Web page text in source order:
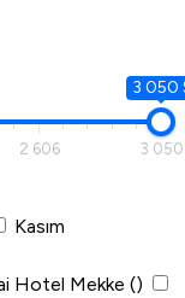
3 050
2 606 3 050
Kasım
Hotel Mekke ()